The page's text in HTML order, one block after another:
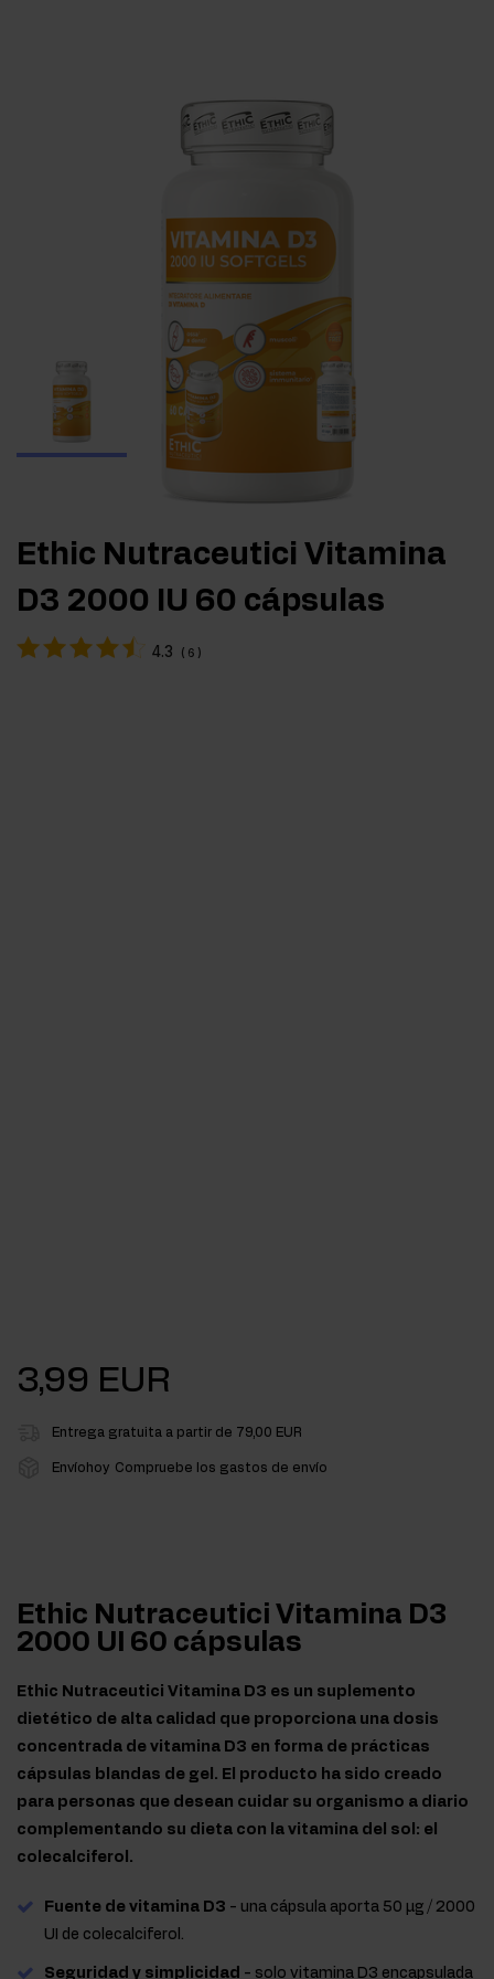
Ethic Nutraceutici Vitamina
D3 2000 IU 60 cápsulas
4.3 ( 6 )
3,99 EUR
Entrega gratuita a partir de 79,00 EUR
Envíohoy Compruebe los gastos de envío
Ethic Nutraceutici Vitamina D3
2000 UI 60 cápsulas
Ethic Nutraceutici Vitamina D3 es un suplemento
dietético de alta calidad que proporciona una dosis
concentrada de vitamina D3 en forma de prácticas
cápsulas blandas de gel. El producto ha sido creado
para personas que desean cuidar su organismo a diario
complementando su dieta con la vitamina del sol: el
colecalciferol.
Fuente de vitamina D3 - una cápsula aporta 50 μg / 2000
UI de colecalciferol.
Seguridad y simplicidad - solo vitamina D3 encapsulada